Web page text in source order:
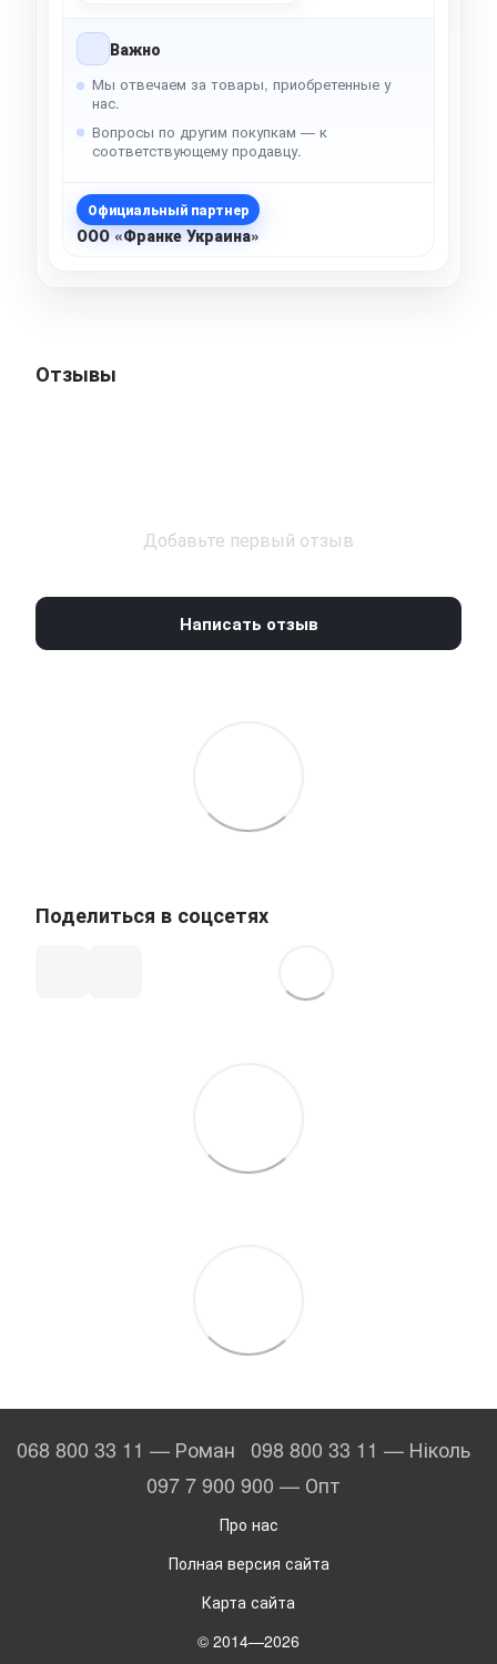
Важно
Мы отвечаем за товары, приобретенные у
нас.
Вопросы по другим покупкам — к
соответствующему продавцу.
Официальный партнер
ООО «Франке Украина»
Отзывы
Добавьте первый отзыв
Написать отзыв
Поделиться в соцсетях
068 800 33 11 — Роман 098 800 33 11 — Ніколь
097 7 900 900 — Опт
Про нас
Полная версия сайта
Карта сайта
© 2014—2026